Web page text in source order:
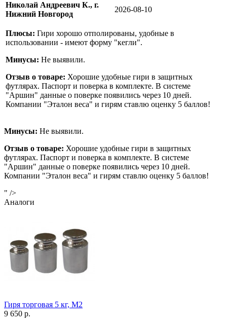
Николай Андреевич К., г.
Нижний Новгород
2026-08-10
Плюсы: Гири хорошо отполированы, удобные в
использовании - имеют форму "кегли".
Минусы: Не выявили.
Отзыв о товаре: Хорошие удобные гири в защитных
футлярах. Паспорт и поверка в комплекте. В системе
"Аршин" данные о поверке появились через 10 дней.
Компании "Эталон веса" и гирям ставлю оценку 5 баллов!
Минусы: Не выявили.
Отзыв о товаре: Хорошие удобные гири в защитных
футлярах. Паспорт и поверка в комплекте. В системе
"Аршин" данные о поверке появились через 10 дней.
Компании "Эталон веса" и гирям ставлю оценку 5 баллов!
" />
Аналоги
Гиря торговая 5 кг, М2
9 650 р.